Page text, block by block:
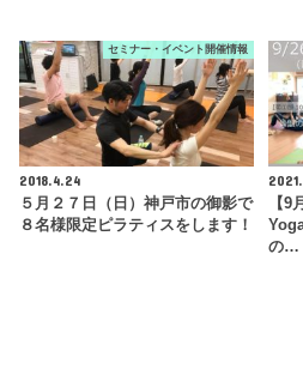
セミナー・イベント開催情報
2018.4.24
５月２７日（日）神戸市の御影で
８名様限定ピラティスをします！
【9
の…